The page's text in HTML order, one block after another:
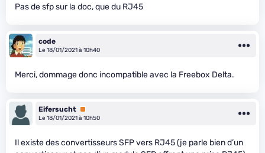
Pas de sfp sur la doc, que du RJ45
code
Le 18/01/2021 à 10h40
Merci, dommage donc incompatible avec la Freebox Delta.
Eifersucht Premium
Le 18/01/2021 à 10h50
Il existe des convertisseurs SFP vers RJ45 (je parle bien d’un